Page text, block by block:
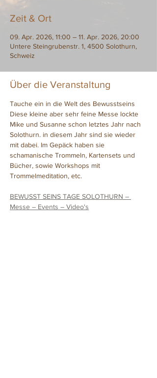
Zeit & Ort
09. Apr. 2026, 11:00 – 11. Apr. 2026, 20:00
Untere Steingrubenstr. 1, 4500 Solothurn,
Schweiz
Über die Veranstaltung
Tauche ein in die Welt des Bewusstseins
Diese kleine aber sehr feine Messe lockte
Mike und Susanne schon letztes Jahr nach
Solothurn. in diesem Jahr sind sie wieder
mit dabei. Im Gepäck haben sie
schamanische Trommeln, Kartensets und
Bücher, sowie Workshops mit
Trommelmeditation, etc.
BEWUSST SEINS TAGE SOLOTHURN –
Messe – Events – Video's